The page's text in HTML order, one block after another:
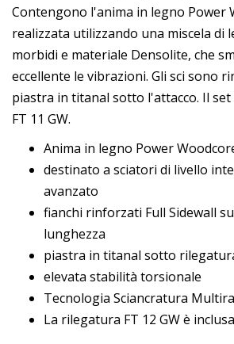
Contengono l'anima in legno Power
realizzata utilizzando una miscela di
morbidi e materiale Densolite, che
eccellente le vibrazioni. Gli sci sono
piastra in titanal sotto l'attacco. Il set
FT 11 GW.
Anima in legno Power
destinato a sciatori di livello
avanzato
fianchi rinforzati Full Sidewall
lunghezza
piastra in titanal sotto
elevata stabilità torsionale
Tecnologia Sciancratura
La rilegatura FT 12 GW è inclusa